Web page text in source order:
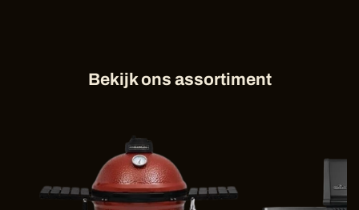
Bekijk ons assortiment